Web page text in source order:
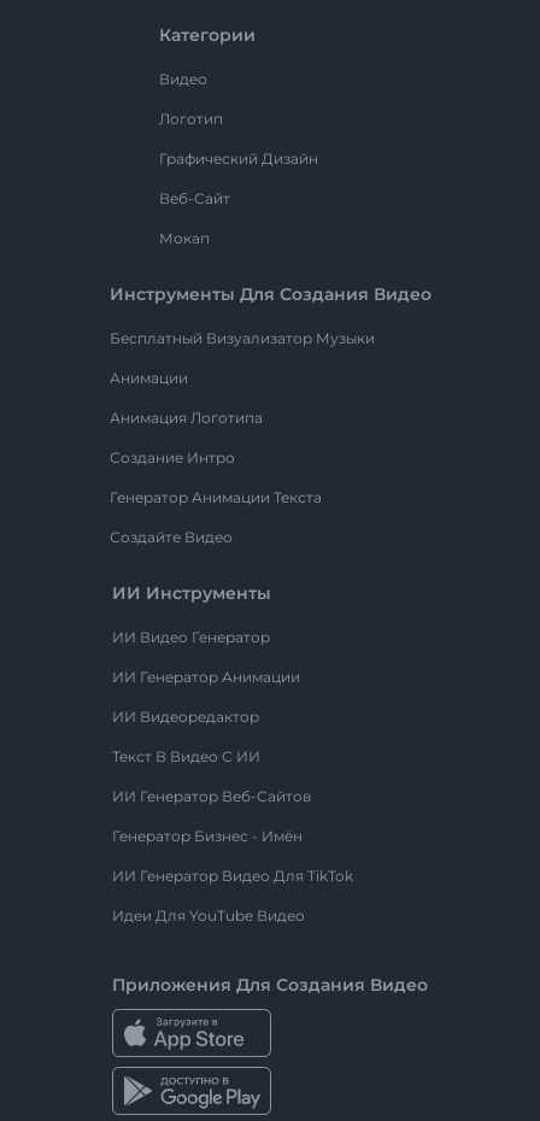
Категории
Видео
Логотип
Графический Дизайн
Веб-Сайт
Мокап
Инструменты Для Создания Видео
Бесплатный Визуализатор Музыки
Анимации
Анимация Логотипа
Создание Интро
Генератор Анимации Текста
Создайте Видео
ИИ Инструменты
ИИ Видео Генератор
ИИ Генератор Анимации
ИИ Видеоредактор
Текст В Видео С ИИ
ИИ Генератор Веб-Сайтов
Генератор Бизнес - Имён
ИИ Генератор Видео Для TikTok
Идеи Для YouTube Видео
Приложения Для Создания Видео